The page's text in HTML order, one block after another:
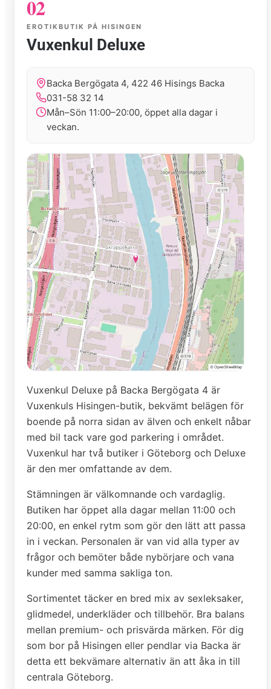
02
EROTIKBUTIK PÅ HISINGEN
Vuxenkul Deluxe
Backa Bergögata 4, 422 46 Hisings Backa
031-58 32 14
Mån–Sön 11:00–20:00, öppet alla dagar i
veckan.
Vuxenkul Deluxe på Backa Bergögata 4 är
Vuxenkuls Hisingen-butik, bekvämt belägen för
boende på norra sidan av älven och enkelt nåbar
med bil tack vare god parkering i området.
Vuxenkul har två butiker i Göteborg och Deluxe
är den mer omfattande av dem.
Stämningen är välkomnande och vardaglig.
Butiken har öppet alla dagar mellan 11:00 och
20:00, en enkel rytm som gör den lätt att passa
in i veckan. Personalen är van vid alla typer av
frågor och bemöter både nybörjare och vana
kunder med samma sakliga ton.
Sortimentet täcker en bred mix av sexleksaker,
glidmedel, underkläder och tillbehör. Bra balans
mellan premium- och prisvärda märken. För dig
som bor på Hisingen eller pendlar via Backa är
detta ett bekvämare alternativ än att åka in till
centrala Göteborg.